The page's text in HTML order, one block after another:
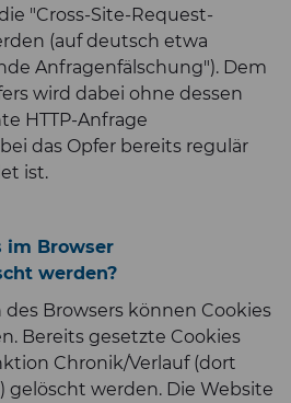
"Cross-Site-Request-
(auf deutsch etwa
Anfragenfälschung"). Dem
wird dabei ohne dessen
HTTP-Anfrage
das Opfer bereits regulär
ist.
im Browser
werden?
Browsers können Cookies
Bereits gesetzte Cookies
Chronik/Verlauf (dort
gelöscht werden. Die Website